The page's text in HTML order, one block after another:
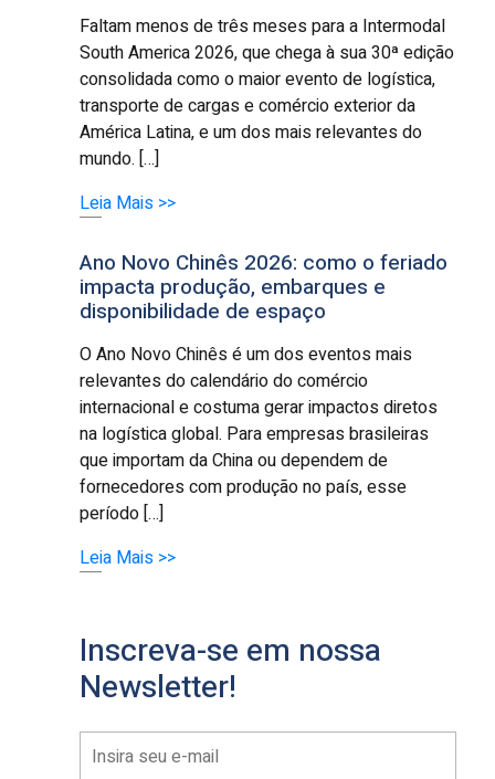
Faltam menos de três meses para a Intermodal
South America 2026, que chega à sua 30ª edição
consolidada como o maior evento de logística,
transporte de cargas e comércio exterior da
América Latina, e um dos mais relevantes do
mundo. […]
Leia Mais >>
Ano Novo Chinês 2026: como o feriado
impacta produção, embarques e
disponibilidade de espaço
O Ano Novo Chinês é um dos eventos mais
relevantes do calendário do comércio
internacional e costuma gerar impactos diretos
na logística global. Para empresas brasileiras
que importam da China ou dependem de
fornecedores com produção no país, esse
período […]
Leia Mais >>
Inscreva-se em nossa
Newsletter!